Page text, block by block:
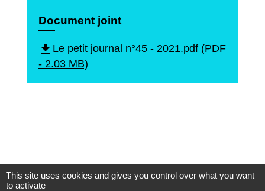
Document joint
file_download Le petit journal n°45 - 2021.pdf (PDF
- 2.03 MB)
This site uses cookies and gives you control over what you want
to activate